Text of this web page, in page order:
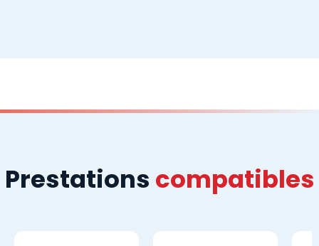
Prestations compatibles